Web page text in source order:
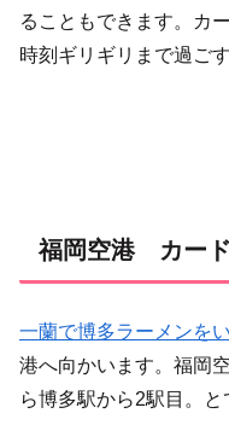
ることもできます。カ
時刻ギリギリまで過ご
福岡空港 カー
一蘭で博多ラーメンを
港へ向かいます。福岡
ら博多駅から2駅目。と